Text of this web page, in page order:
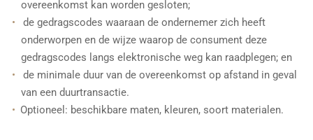
overeenkomst kan worden gesloten;
de gedragscodes waaraan de ondernemer zich heeft
onderworpen en de wijze waarop de consument deze
gedragscodes langs elektronische weg kan raadplegen; en
de minimale duur van de overeenkomst op afstand in geval
van een duurtransactie.
Optioneel: beschikbare maten, kleuren, soort materialen.